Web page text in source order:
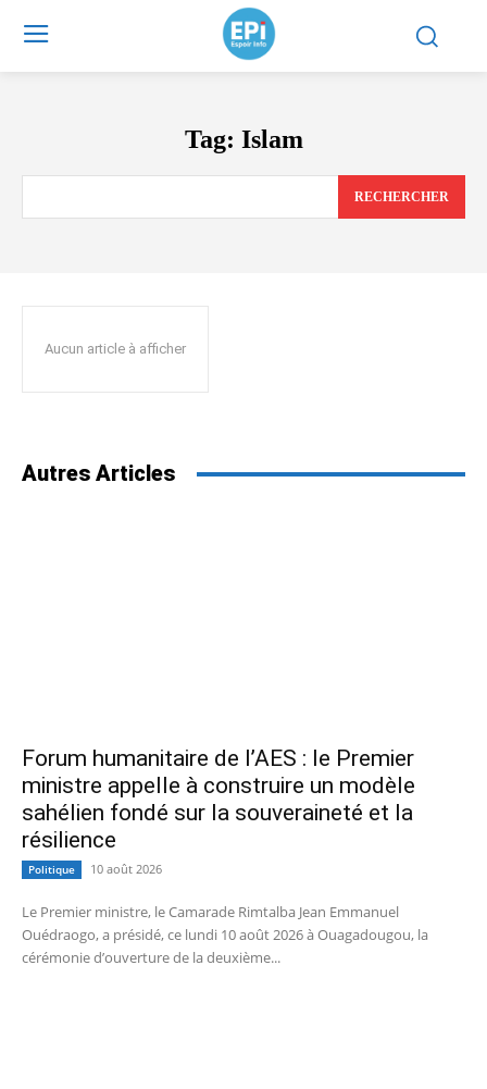
Tag: Islam
RECHERCHER
Aucun article à afficher
Autres Articles
Forum humanitaire de l’AES : le Premier
ministre appelle à construire un modèle
sahélien fondé sur la souveraineté et la
résilience
Politique 10 août 2026
Le Premier ministre, le Camarade Rimtalba Jean Emmanuel
Ouédraogo, a présidé, ce lundi 10 août 2026 à Ouagadougou, la
cérémonie d’ouverture de la deuxième...